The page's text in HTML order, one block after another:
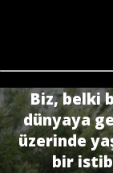
Biz, belki
dünyaya
üzerinde
bir